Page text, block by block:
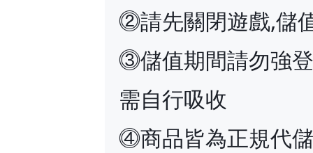
⓶請先關閉遊戲,儲
⓷儲值期間請勿強
需自行吸收
⓸商品皆為正規代